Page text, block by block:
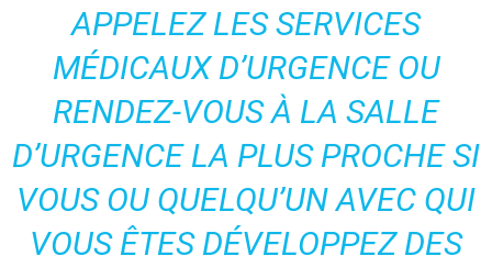
APPELEZ LES SERVICES
MÉDICAUX D’URGENCE OU
RENDEZ-VOUS À LA SALLE
D’URGENCE LA PLUS PROCHE SI
VOUS OU QUELQU’UN AVEC QUI
VOUS ÊTES DÉVELOPPEZ DES